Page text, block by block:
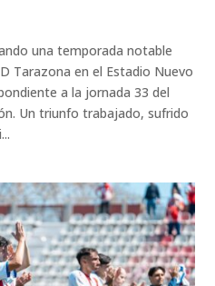
una temporada notable
Tarazona en el Estadio Nuevo
a la jornada 33 del
Un triunfo trabajado, sufrido